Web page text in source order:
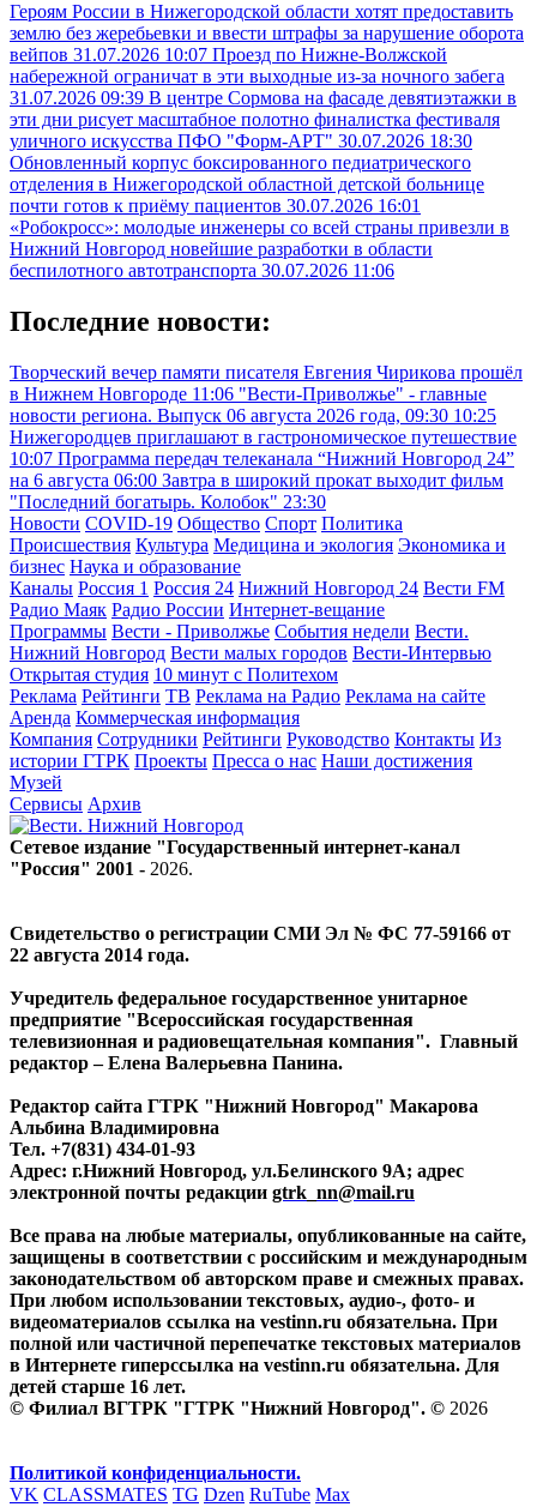
Героям России в Нижегородской области хотят предоставить
землю без жеребьевки и ввести штрафы за нарушение оборота
вейпов 31.07.2026 10:07 Проезд по Нижне-Волжской
набережной ограничат в эти выходные из-за ночного забега
31.07.2026 09:39 В центре Сормова на фасаде девятиэтажки в
эти дни рисует масштабное полотно финалистка фестиваля
уличного искусства ПФО "Форм-АРТ" 30.07.2026 18:30
Обновленный корпус боксированного педиатрического
отделения в Нижегородской областной детской больнице
почти готов к приёму пациентов 30.07.2026 16:01
«Робокросс»: молодые инженеры со всей страны привезли в
Нижний Новгород новейшие разработки в области
беспилотного автотранспорта 30.07.2026 11:06
Последние новости:
Творческий вечер памяти писателя Евгения Чирикова прошёл
в Нижнем Новгороде 11:06 "Вести-Приволжье" - главные
новости региона. Выпуск 06 августа 2026 года, 09:30 10:25
Нижегородцев приглашают в гастрономическое путешествие
10:07 Программа передач телеканала “Нижний Новгород 24”
на 6 августа 06:00 Завтра в широкий прокат выходит фильм
"Последний богатырь. Колобок" 23:30
Новости COVID-19 Общество Спорт Политика
Происшествия Культура Медицина и экология Экономика и
бизнес Наука и образование
Каналы Россия 1 Россия 24 Нижний Новгород 24 Вести FM
Радио Маяк Радио России Интернет-вещание
Программы Вести - Приволжье События недели Вести.
Нижний Новгород Вести малых городов Вести-Интервью
Открытая студия 10 минут с Политехом
Реклама Рейтинги ТВ Реклама на Радио Реклама на сайте
Аренда Коммерческая информация
Компания Сотрудники Рейтинги Руководство Контакты Из
истории ГТРК Проекты Пресса о нас Наши достижения
Музей
Сервисы Архив
Сетевое издание "Государственный интернет-канал
"Россия" 2001 - 2026.
Свидетельство о регистрации СМИ Эл № ФС 77-59166 от
22 августа 2014 года.
Учредитель федеральное государственное унитарное
предприятие "Всероссийская государственная
телевизионная и радиовещательная компания". Главный
редактор – Елена Валерьевна Панина.
Редактор сайта ГТРК "Нижний Новгород" Макарова
Альбина Владимировна
Тел. +7(831) 434-01-93
Адрес: г.Нижний Новгород, ул.Белинского 9А; адрес
электронной почты редакции gtrk_nn@mail.ru
Все права на любые материалы, опубликованные на сайте,
защищены в соответствии с российским и международным
законодательством об авторском праве и смежных правах.
При любом использовании текстовых, аудио-, фото- и
видеоматериалов ссылка на vestinn.ru обязательна. При
полной или частичной перепечатке текстовых материалов
в Интернете гиперссылка на vestinn.ru обязательна. Для
детей старше 16 лет.
© Филиал ВГТРК "ГТРК "Нижний Новгород". © 2026
Политикой конфиденциальности.
VK CLASSMATES TG Dzen RuTube Max